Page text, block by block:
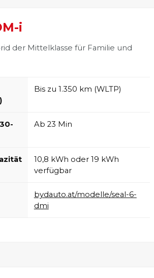
i
der Mittelklasse für Familie und
Bis zu 1.350 km (WLTP)
Ab 23 Min
10,8 kWh oder 19 kWh
verfügbar
bydauto.at/modelle/seal-6-
dmi